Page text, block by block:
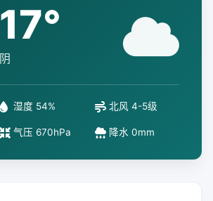
17°
阴
湿度 54% 北风 4-5级
气压 670hPa 降水 0mm